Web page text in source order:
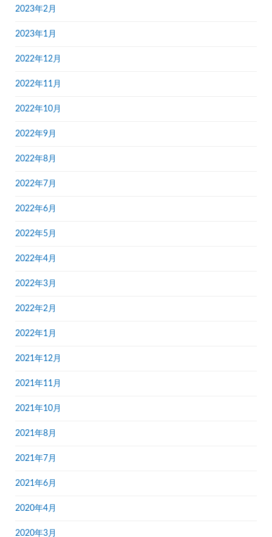
2023年2月
2023年1月
2022年12月
2022年11月
2022年10月
2022年9月
2022年8月
2022年7月
2022年6月
2022年5月
2022年4月
2022年3月
2022年2月
2022年1月
2021年12月
2021年11月
2021年10月
2021年8月
2021年7月
2021年6月
2020年4月
2020年3月